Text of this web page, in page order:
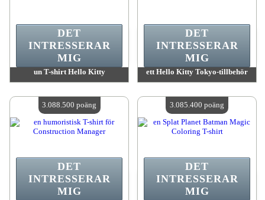
un T-shirt Hello Kitty
Antal tillgängliga:4
DET
INTRESSERAR
MIG
ett Hello Kitty Tokyo-tillbehör
Antal tillgängliga:4
DET
INTRESSERAR
MIG
DET
INTRESSERAR
MIG
3.088.500 poäng
DET
INTRESSERAR
MIG
3.085.400 poäng